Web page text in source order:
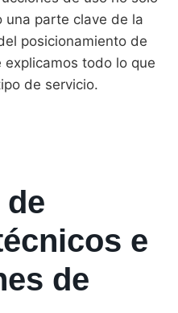
una parte clave de la
posicionamiento de
todo lo que
de servicio.
e
de